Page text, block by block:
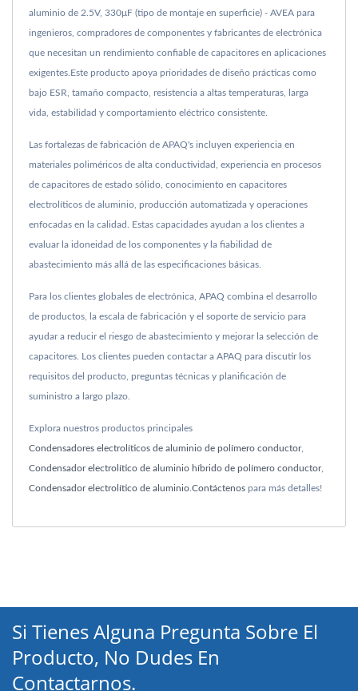
aluminio de 2.5V, 330μF (tipo de montaje en superficie) - AVEA para
ingenieros, compradores de componentes y fabricantes de electrónica
que necesitan un rendimiento confiable de capacitores en aplicaciones
exigentes.Este producto apoya prioridades de diseño prácticas como
bajo ESR, tamaño compacto, resistencia a altas temperaturas, larga
vida, estabilidad y comportamiento eléctrico consistente.
Las fortalezas de fabricación de APAQ's incluyen experiencia en
materiales poliméricos de alta conductividad, experiencia en procesos
de capacitores de estado sólido, conocimiento en capacitores
electrolíticos de aluminio, producción automatizada y operaciones
enfocadas en la calidad. Estas capacidades ayudan a los clientes a
evaluar la idoneidad de los componentes y la fiabilidad de
abastecimiento más allá de las especificaciones básicas.
Para los clientes globales de electrónica, APAQ combina el desarrollo
de productos, la escala de fabricación y el soporte de servicio para
ayudar a reducir el riesgo de abastecimiento y mejorar la selección de
capacitores. Los clientes pueden contactar a APAQ para discutir los
requisitos del producto, preguntas técnicas y planificación de
suministro a largo plazo.
Explora nuestros productos principales
Condensadores electrolíticos de aluminio de polímero conductor,
Condensador electrolítico de aluminio híbrido de polímero conductor,
Condensador electrolítico de aluminio Contáctenos para más detalles!
Si Tienes Alguna Pregunta Sobre El
Producto, No Dudes En
Contactarnos.